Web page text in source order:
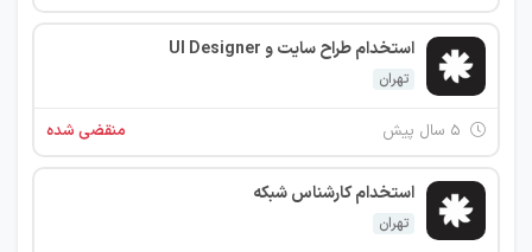
استخدام طراح سایت و UI Designer
تهران
منقضی شده
استخدام کارشناس شبکه
تهران